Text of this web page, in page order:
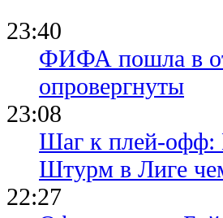
23:40
ФИФА пошла в
опровергнуты
23:08
Шаг к плей-офф:
Штурм в Лиге
22:27